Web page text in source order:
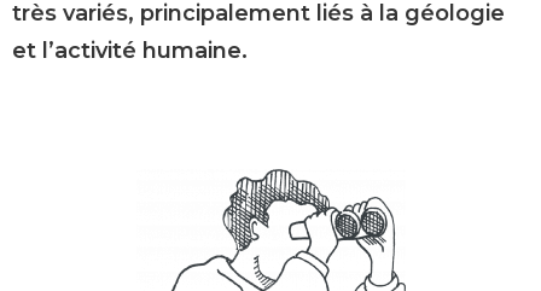
très variés, principalement liés à la géologie
et l’activité humaine.